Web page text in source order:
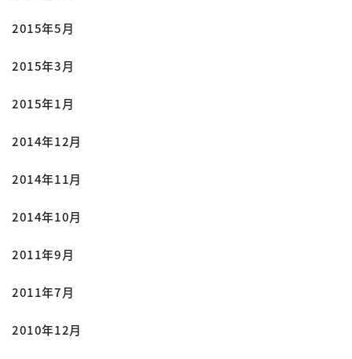
2015年5月
2015年3月
2015年1月
2014年12月
2014年11月
2014年10月
2011年9月
2011年7月
2010年12月